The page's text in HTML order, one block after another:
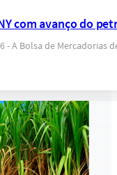
com avanço do
- A Bolsa de Mercadorias